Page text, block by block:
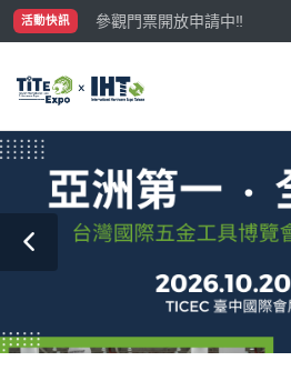
活動快訊
參觀門票開放申請中‼️
最大規模台灣五金展TiTE x